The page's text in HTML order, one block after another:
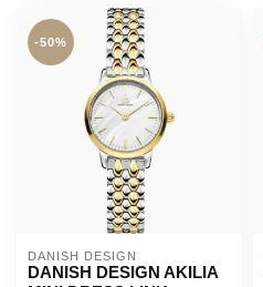
-50%
DANISH DESIGN
DANISH DESIGN AKILIA